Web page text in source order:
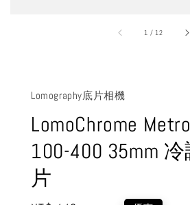
1 / 12
Lomography底片相機
LomoChrome
100-400 35mm
片